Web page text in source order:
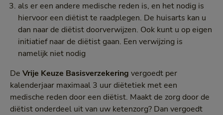
als er een andere medische reden is, en het nodig is
hiervoor een diëtist te raadplegen. De huisarts kan u
dan naar de diëtist doorverwijzen. Ook kunt u op eigen
initiatief naar de diëtist gaan. Een verwijzing is
namelijk niet nodig
De Vrije Keuze Basisverzekering vergoedt per
kalenderjaar maximaal 3 uur diëtetiek met een
medische reden door een diëtist. Maakt de zorg door de
diëtist onderdeel uit van uw ketenzorg? Dan vergoedt